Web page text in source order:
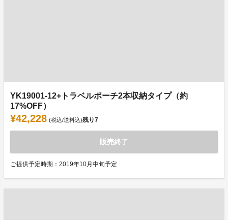
YK19001-12+トラベルポーチ2本収納タイプ（約
17%OFF）
¥42,228 (税込/送料込)残り7
販売終了
ご提供予定時期：2019年10月中旬予定